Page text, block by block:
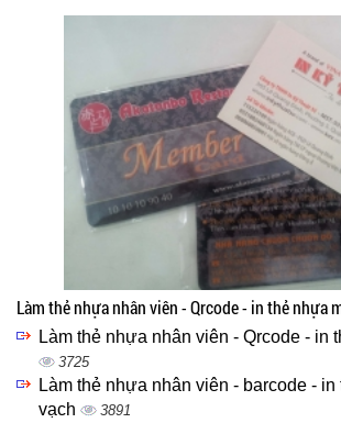
Làm thẻ nhựa nhân viên - Qrcode - in thẻ nhựa
Làm thẻ nhựa nhân viên - Qrcode - in
3725
Làm thẻ nhựa nhân viên - barcode -
vạch
3891